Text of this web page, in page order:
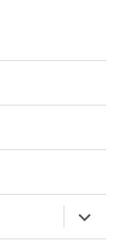
expande
el